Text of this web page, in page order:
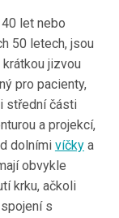
let nebo
50 letech, jsou
jizvou
pro pacienty,
střední části
a projekcí,
dolními víčkya
obvykle
krku, ačkoli
s